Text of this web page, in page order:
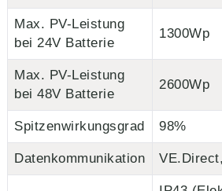
Max. PV-Leistung
bei 24V Batterie
1300Wp
Max. PV-Leistung
bei 48V Batterie
2600Wp
Spitzenwirkungsgrad 98%
Datenkommunikation